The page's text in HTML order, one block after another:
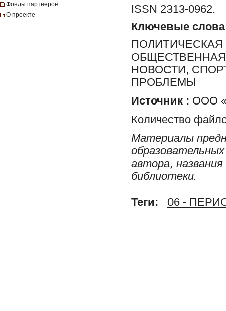
Фонды партнеров
О проекте
ISSN 2313-0962.
Ключевые слова
НОВОСТИ,
ПРОБЛЕМЫ
Источник : ООО
Количество
Материалы
автора,
библиотеки.
Теги: 06 -